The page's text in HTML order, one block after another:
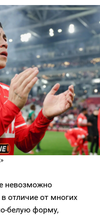
невозможно
отличие от многих
белую форму,